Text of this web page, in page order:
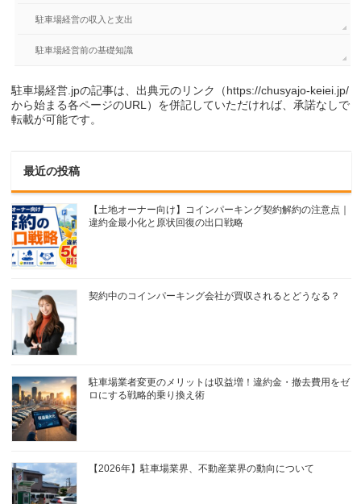
駐車場経営の収入と支出
駐車場経営前の基礎知識
駐車場経営.jpの記事は、出典元のリンク（https://chusyajo-keiei.jp/
から始まる各ページのURL）を併記していただければ、承諾なしで
転載が可能です。
最近の投稿
【土地オーナー向け】コインパーキング契約解約の注意点｜
違約金最小化と原状回復の出口戦略
契約中のコインパーキング会社が買収されるとどうなる？
駐車場業者変更のメリットは収益増！違約金・撤去費用をゼ
ロにする戦略的乗り換え術
【2026年】駐車場業界、不動産業界の動向について